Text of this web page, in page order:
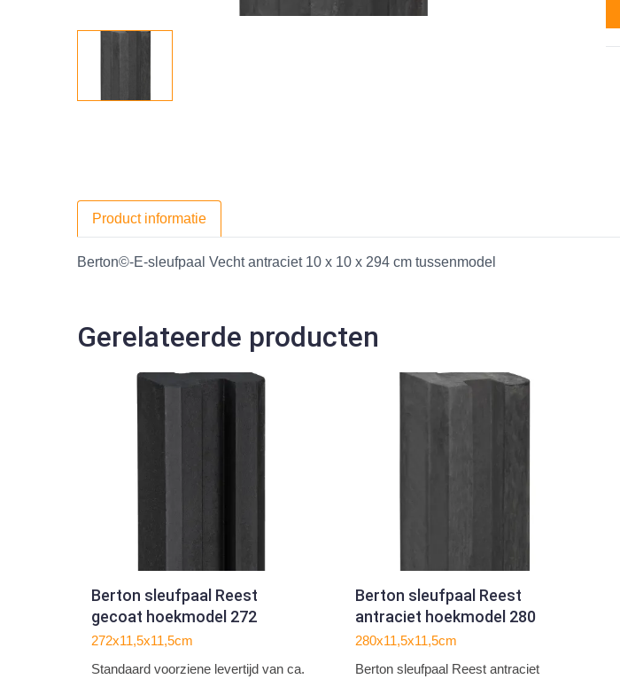
Product informatie
Berton©-E-sleufpaal Vecht antraciet 10 x 10 x 294 cm tussenmodel
Gerelateerde producten
Berton sleufpaal Reest
gecoat hoekmodel 272
272x11,5x11,5cm
Standaard voorziene levertijd van ca.
Berton sleufpaal Reest
antraciet hoekmodel 280
280x11,5x11,5cm
Berton sleufpaal Reest antraciet